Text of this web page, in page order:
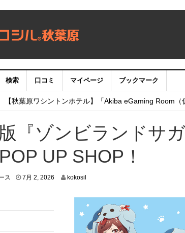
検索 口コミ マイページ ブックマーク
【重要：9月5日（火）22時】ココシル：アカウントサー
【秋葉原ワシントンホテル】「Akiba eGaming Room
『ゾンビランドサ
UP SHOP！
ス 7月 2, 2026 kokosil